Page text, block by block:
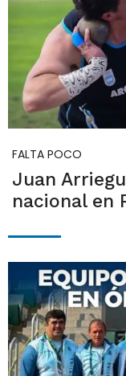
FALTA POCO
Juan
nacional en